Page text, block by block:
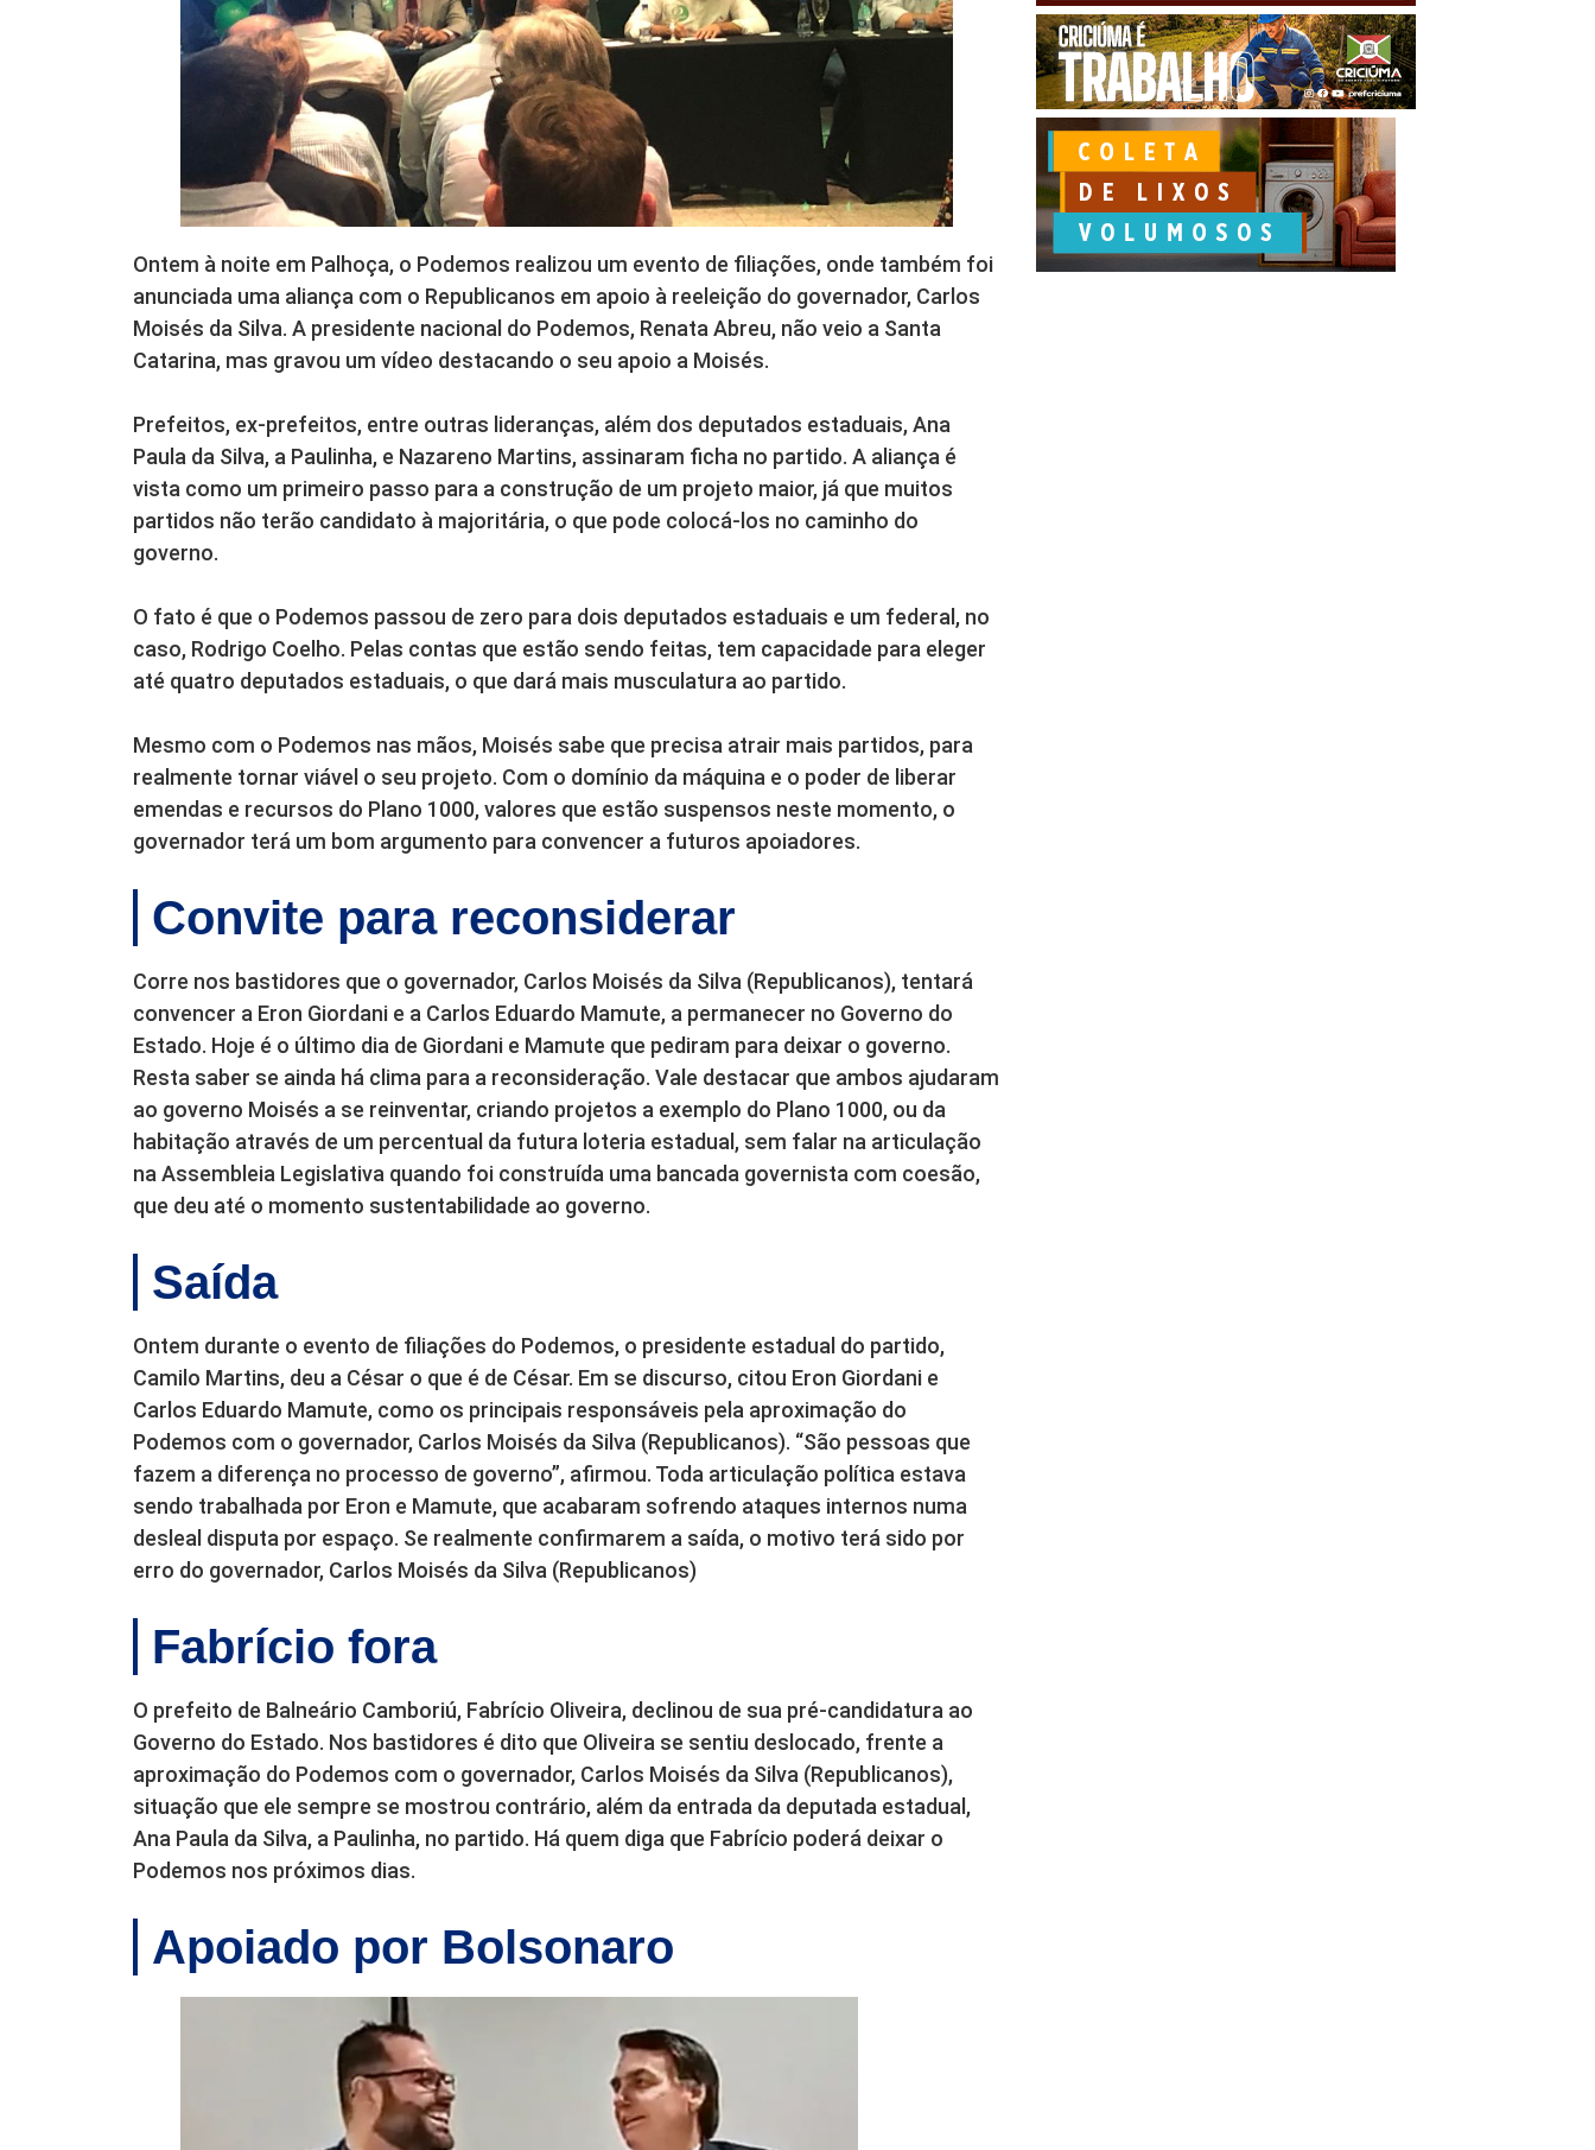
Ontem à noite em Palhoça, o Podemos realizou um evento de filiações, onde também foi
anunciada uma aliança com o Republicanos em apoio à reeleição do governador, Carlos
Moisés da Silva. A presidente nacional do Podemos, Renata Abreu, não veio a Santa
Catarina, mas gravou um vídeo destacando o seu apoio a Moisés.
Prefeitos, ex-prefeitos, entre outras lideranças, além dos deputados estaduais, Ana
Paula da Silva, a Paulinha, e Nazareno Martins, assinaram ficha no partido. A aliança é
vista como um primeiro passo para a construção de um projeto maior, já que muitos
partidos não terão candidato à majoritária, o que pode colocá-los no caminho do
governo.
O fato é que o Podemos passou de zero para dois deputados estaduais e um federal, no
caso, Rodrigo Coelho. Pelas contas que estão sendo feitas, tem capacidade para eleger
até quatro deputados estaduais, o que dará mais musculatura ao partido.
Mesmo com o Podemos nas mãos, Moisés sabe que precisa atrair mais partidos, para
realmente tornar viável o seu projeto. Com o domínio da máquina e o poder de liberar
emendas e recursos do Plano 1000, valores que estão suspensos neste momento, o
governador terá um bom argumento para convencer a futuros apoiadores.
Convite para reconsiderar
Corre nos bastidores que o governador, Carlos Moisés da Silva (Republicanos), tentará
convencer a Eron Giordani e a Carlos Eduardo Mamute, a permanecer no Governo do
Estado. Hoje é o último dia de Giordani e Mamute que pediram para deixar o governo.
Resta saber se ainda há clima para a reconsideração. Vale destacar que ambos ajudaram
ao governo Moisés a se reinventar, criando projetos a exemplo do Plano 1000, ou da
habitação através de um percentual da futura loteria estadual, sem falar na articulação
na Assembleia Legislativa quando foi construída uma bancada governista com coesão,
que deu até o momento sustentabilidade ao governo.
Saída
Ontem durante o evento de filiações do Podemos, o presidente estadual do partido,
Camilo Martins, deu a César o que é de César. Em se discurso, citou Eron Giordani e
Carlos Eduardo Mamute, como os principais responsáveis pela aproximação do
Podemos com o governador, Carlos Moisés da Silva (Republicanos). “São pessoas que
fazem a diferença no processo de governo”, afirmou. Toda articulação política estava
sendo trabalhada por Eron e Mamute, que acabaram sofrendo ataques internos numa
desleal disputa por espaço. Se realmente confirmarem a saída, o motivo terá sido por
erro do governador, Carlos Moisés da Silva (Republicanos)
Fabrício fora
O prefeito de Balneário Camboriú, Fabrício Oliveira, declinou de sua pré-candidatura ao
Governo do Estado. Nos bastidores é dito que Oliveira se sentiu deslocado, frente a
aproximação do Podemos com o governador, Carlos Moisés da Silva (Republicanos),
situação que ele sempre se mostrou contrário, além da entrada da deputada estadual,
Ana Paula da Silva, a Paulinha, no partido. Há quem diga que Fabrício poderá deixar o
Podemos nos próximos dias.
Apoiado por Bolsonaro